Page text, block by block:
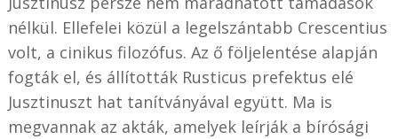
nélkül. Ellefelei közül a legelszántabb Crescentius
volt, a cinikus filozófus. Az ő följelentése alapján
fogták el, és állították Rusticus prefektus elé
Jusztinuszt hat tanítványával együtt. Ma is
megvannak az akták, amelyek leírják a bírósági